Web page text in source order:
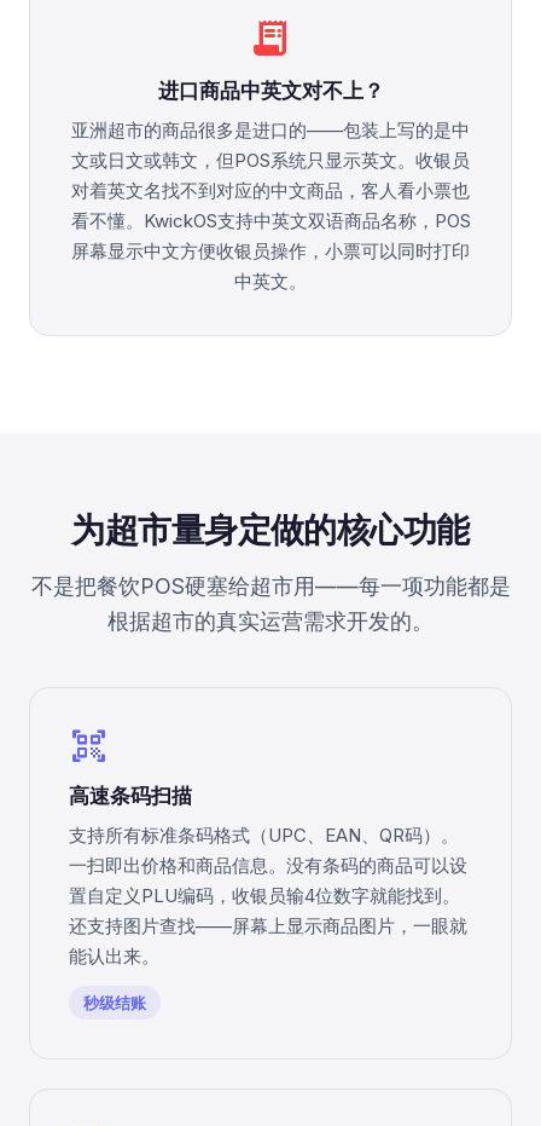
receipt_long
进口商品中英文对不上？
亚洲超市的商品很多是进口的——包装上写的是中
文或日文或韩文，但POS系统只显示英文。收银员
对着英文名找不到对应的中文商品，客人看小票也
看不懂。KwickOS支持中英文双语商品名称，POS
屏幕显示中文方便收银员操作，小票可以同时打印
中英文。
为超市量身定做的核心功能
不是把餐饮POS硬塞给超市用——每一项功能都是
根据超市的真实运营需求开发的。
qr_code_scanner
高速条码扫描
支持所有标准条码格式（UPC、EAN、QR码）。
一扫即出价格和商品信息。没有条码的商品可以设
置自定义PLU编码，收银员输4位数字就能找到。
还支持图片查找——屏幕上显示商品图片，一眼就
能认出来。
秒级结账